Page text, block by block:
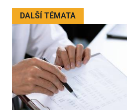
DALŠÍ TÉMATA